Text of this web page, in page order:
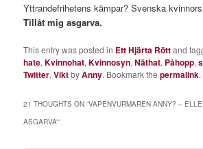
Yttrandefrihetens kämpar? Svenska
Tillåt mig asgarva.
This entry was posted in Ett Hjärta Röttand
hate,Kvinnohat,Kvinnosyn,Näthat, Påhopp,
Twitter,ViktbyAnny. Bookmark thepermalink.
21 THOUGHTS ON “VAPENVURMAREN ANNY? –
ASGARVA””